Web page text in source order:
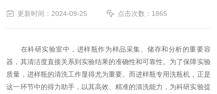
更新时间：2024-09-25 点击次数：1865
在科研实验室中，进样瓶作为样品采集、储存和分析的重要容
器，其清洁度直接关系到实验结果的准确性和可靠性。为了保障实验
质量，进样瓶的清洗工作显得尤为重要。而进样瓶专用洗瓶机，正是
这一环节中的得力助手，以其高效、精准的清洗能力，为科研实验提